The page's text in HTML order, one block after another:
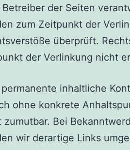
Betreiber der Seiten
zum Zeitpunkt der
überprüft.
der Verlinkung nicht
permanente inhaltliche
ohne konkrete
zumutbar. Bei
wir derartige Links